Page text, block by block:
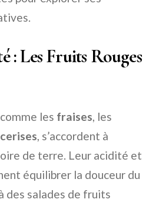
: Les Fruits Rouges
les fraises, les
cerises, s’accordent à
de terre. Leur acidité et
équilibrer la douceur du
des salades de fruits